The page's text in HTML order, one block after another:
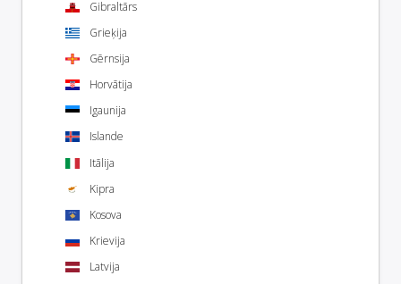
Gibraltārs
Grieķija
Gērnsija
Horvātija
Igaunija
Islande
Itālija
Kipra
Kosova
Krievija
Latvija